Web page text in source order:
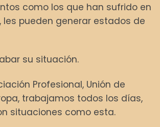
como los que han sufrido en
les pueden generar estados de
su situación.
Profesional, Unión de
trabajamos todos los días,
situaciones como esta.